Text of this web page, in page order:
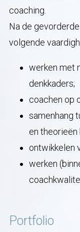
coaching.
Na de
volgende
werken met
denkkaders;
coachen op
samenhang
en theorieën
ontwikkelen
werken
Portfolio